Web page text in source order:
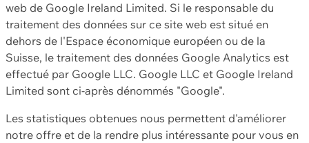
web de Google Ireland Limited. Si le responsable du
traitement des données sur ce site web est situé en
dehors de l'Espace économique européen ou de la
Suisse, le traitement des données Google Analytics est
effectué par Google LLC. Google LLC et Google Ireland
Limited sont ci-après dénommés "Google".
Les statistiques obtenues nous permettent d'améliorer
notre offre et de la rendre plus intéressante pour vous en